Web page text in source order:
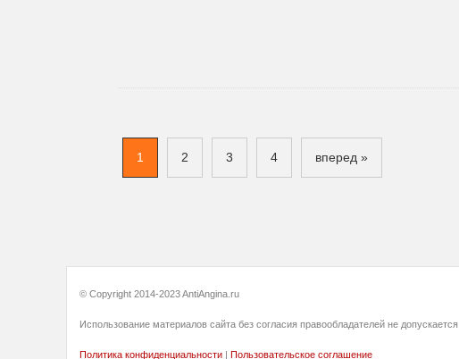
1 2 3 4 вперед »
© Copyright 2014-2023 AntiAngina.ru
Использование материалов сайта без согласия правообладателей не допускается
Политика конфиденциальности | Пользовательское соглашение